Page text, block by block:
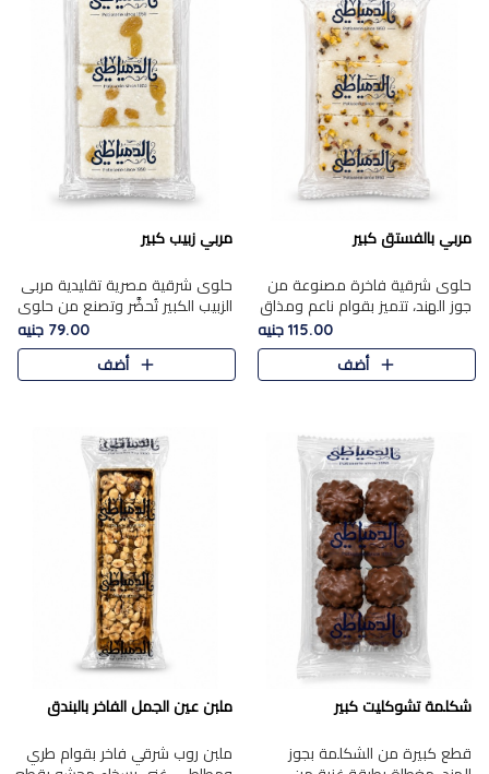
مربي بالفستق كبير
حلوى شرقية فاخرة مصنوعة من
جوز الهند، تتميز بقوام ناعم ومذاق
غني، وتزين بقطع من الفستق
الفاخر التي تضيف عليها قرمشة
115.00 جنيه
أضف
مربي زبيب كبير
حلوى شرقية مصرية تقليدية مربى
الزبيب الكبير تُحضَّر وتصنع من حلوي
جوز الهند باسد بقوام طري ومذاق
غني، وتُزين وتغطا بحبات الزبيب
الذهبي التي ..
79.00 جنيه
أضف
شكلمة تشوكليت كبير
قطع كبيرة من الشكلمة بجوز
ملبن عين الجمل الفاخر بالبندق
ملبن روب شرقي فاخر بقوام طري